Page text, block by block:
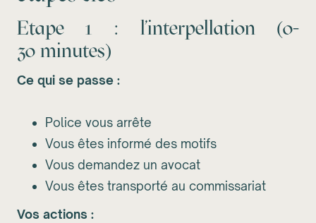
Etape 1 : l'interpellation (0-
30 minutes)
Ce qui se passe :
Police vous arrête
Vous êtes informé des motifs
Vous demandez un avocat
Vous êtes transporté au commissariat
Vos actions :